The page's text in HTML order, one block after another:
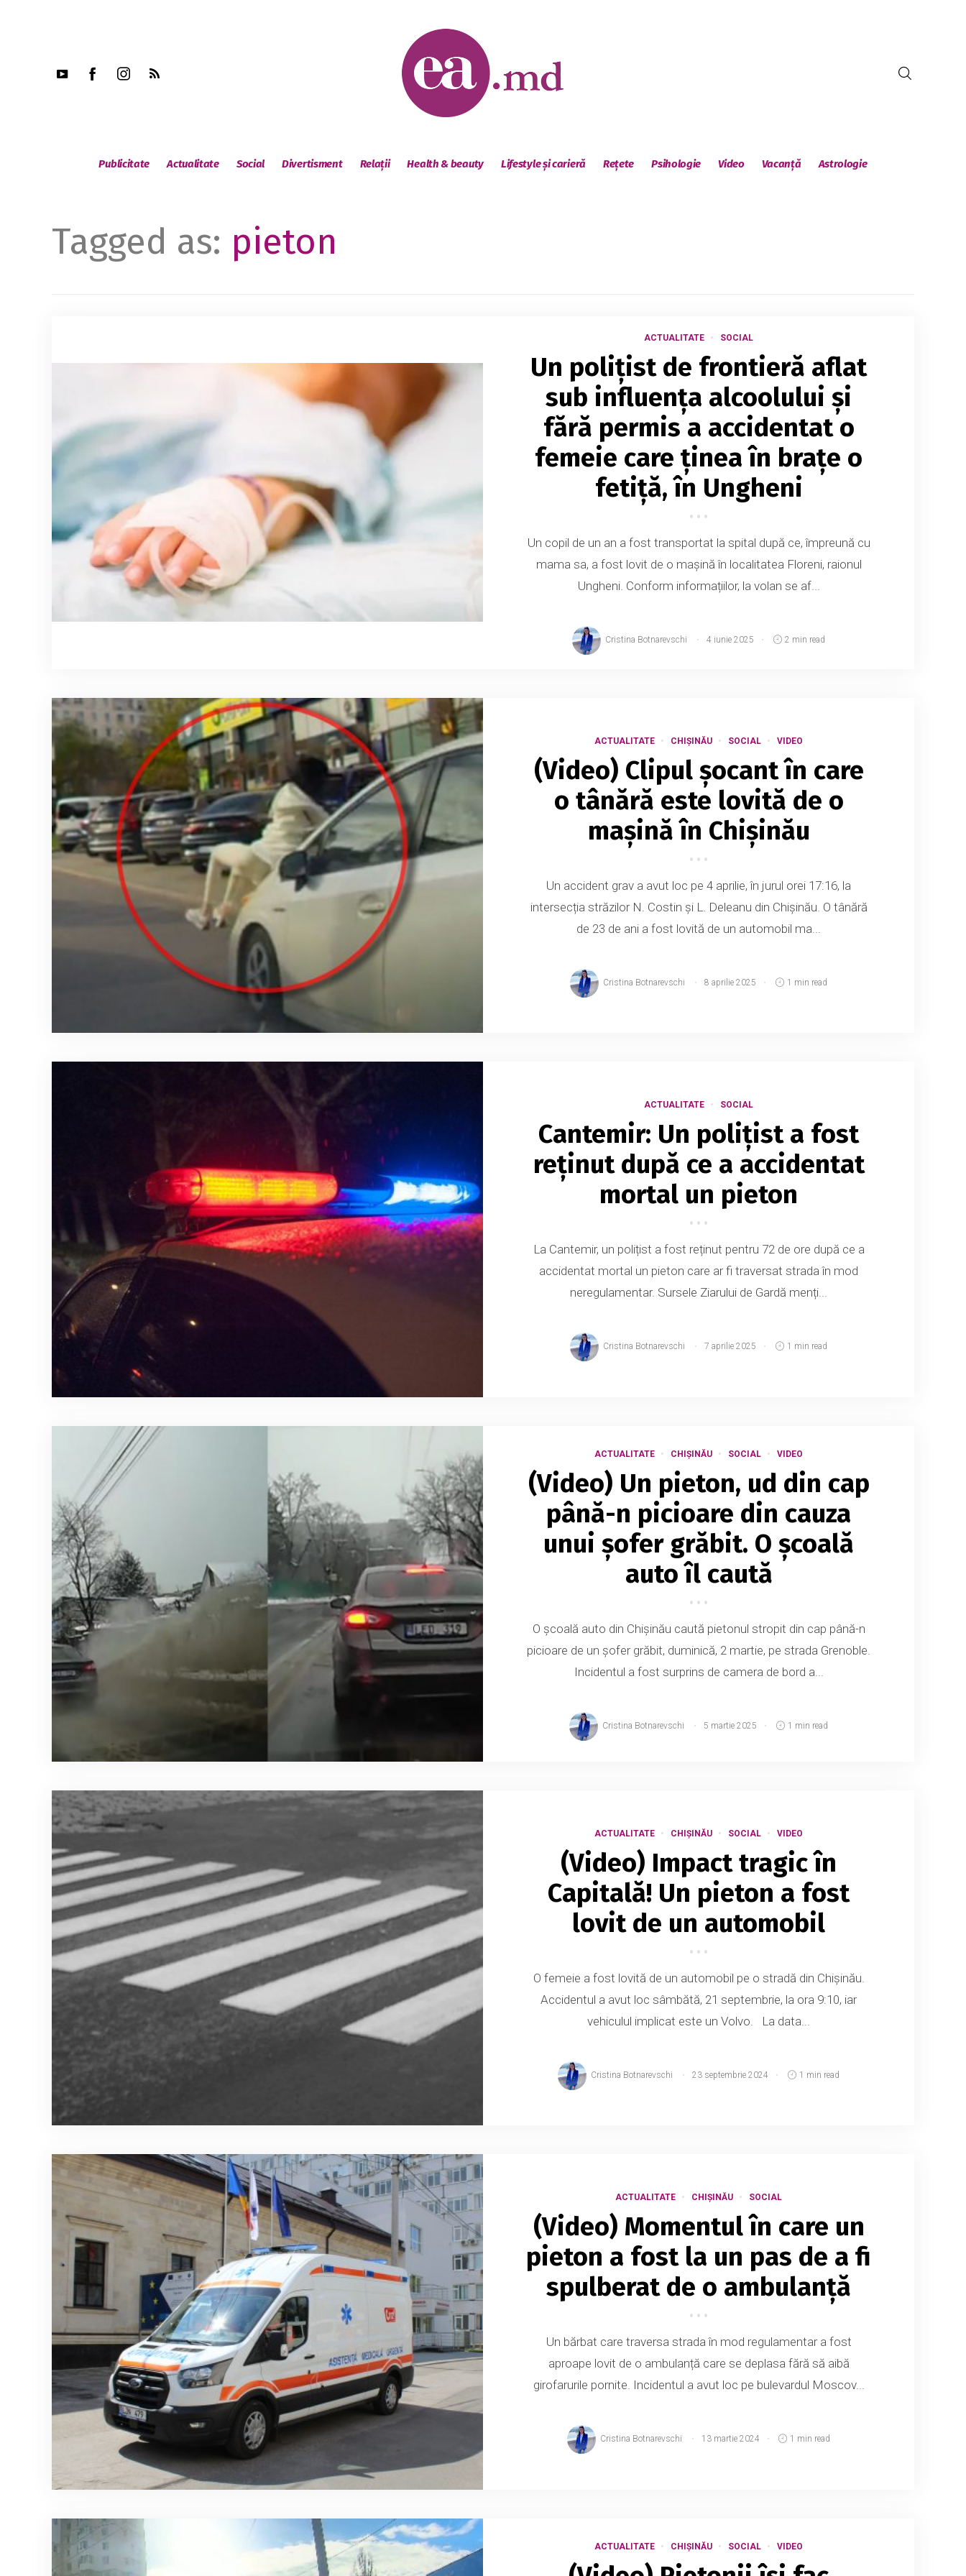
Publicitate Actualitate Social Divertisment Relații Health & beauty Lifestyle și carieră Rețete Psihologie Video Vacanță Astrologie
Tagged as: pieton
ACTUALITATE SOCIAL
Un polițist de frontieră aflat
sub influența alcoolului și
fără permis a accidentat o
femeie care ținea în brațe o
fetiță, în Ungheni
Un copil de un an a fost transportat la spital după ce, împreună cu
mama sa, a fost lovit de o mașină în localitatea Floreni, raionul
Ungheni. Conform informațiilor, la volan se af...
Cristina Botnarevschi 4 iunie 2025 2 min read
ACTUALITATE CHIȘINĂU SOCIAL VIDEO
(Video) Clipul șocant în care
o tânără este lovită de o
mașină în Chișinău
Un accident grav a avut loc pe 4 aprilie, în jurul orei 17:16, la
intersecția străzilor N. Costin și L. Deleanu din Chișinău. O tânără
de 23 de ani a fost lovită de un automobil ma...
Cristina Botnarevschi 8 aprilie 2025 1 min read
ACTUALITATE SOCIAL
Cantemir: Un polițist a fost
reținut după ce a accidentat
mortal un pieton
La Cantemir, un polițist a fost reținut pentru 72 de ore după ce a
accidentat mortal un pieton care ar fi traversat strada în mod
neregulamentar. Sursele Ziarului de Gardă menți...
Cristina Botnarevschi 7 aprilie 2025 1 min read
ACTUALITATE CHIȘINĂU SOCIAL VIDEO
(Video) Un pieton, ud din cap
până-n picioare din cauza
unui șofer grăbit. O școală
auto îl caută
O școală auto din Chișinău caută pietonul stropit din cap până-n
picioare de un șofer grăbit, duminică, 2 martie, pe strada Grenoble.
Incidentul a fost surprins de camera de bord a...
Cristina Botnarevschi 5 martie 2025 1 min read
ACTUALITATE CHIȘINĂU SOCIAL VIDEO
(Video) Impact tragic în
Capitală! Un pieton a fost
lovit de un automobil
O femeie a fost lovită de un automobil pe o stradă din Chișinău.
Accidentul a avut loc sâmbătă, 21 septembrie, la ora 9:10, iar
vehiculul implicat este un Volvo. La data...
Cristina Botnarevschi 23 septembrie 2024 1 min read
ACTUALITATE CHIȘINĂU SOCIAL
(Video) Momentul în care un
pieton a fost la un pas de a fi
spulberat de o ambulanță
Un bărbat care traversa strada în mod regulamentar a fost
aproape lovit de o ambulanță care se deplasa fără să aibă
girofarurile pornite. Incidentul a avut loc pe bulevardul Moscov...
Cristina Botnarevschi 13 martie 2024 1 min read
ACTUALITATE CHIȘINĂU SOCIAL VIDEO